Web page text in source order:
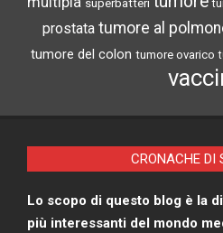
superbatteri
prostata tumore al
tumore del colon tumore ovarico
CRONACHE DI
Lo scopo di questo blog è la
più interessanti del mondo